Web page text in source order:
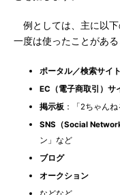
例としては、主に以下
一度は使ったことがある
ポータル／検索サイト
EC（電子商取引）サ
掲示板 ：「2ちゃん
SNS（Social
ン」など
ブログ
オークション